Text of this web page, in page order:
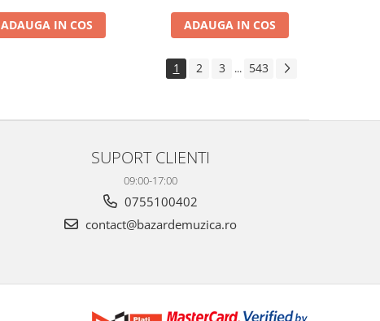
ADAUGA IN COS ADAUGA IN COS
1 2 3 ... 543
SUPORT CLIENTI
09:00-17:00
0755100402
contact@bazardemuzica.ro